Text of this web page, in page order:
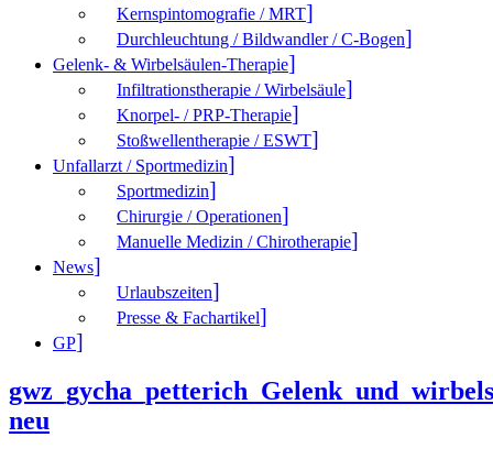
Kernspintomografie / MRT
Durchleuchtung / Bildwandler / C-Bogen
Gelenk- & Wirbelsäulen-Therapie
Infiltrationstherapie / Wirbelsäule
Knorpel- / PRP-Therapie
Stoßwellentherapie / ESWT
Unfallarzt / Sportmedizin
Sportmedizin
Chirurgie / Operationen
Manuelle Medizin / Chirotherapie
News
Urlaubszeiten
Presse & Fachartikel
GP
neu